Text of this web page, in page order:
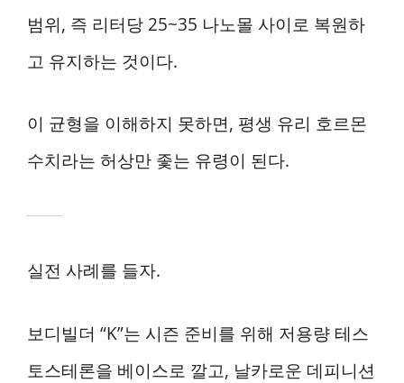
범위, 즉 리터당 25~35 나노몰 사이로 복원하
고 유지하는 것이다.
이 균형을 이해하지 못하면, 평생 유리 호르몬
수치라는 허상만 좇는 유령이 된다.
실전 사례를 들자.
보디빌더 “K”는 시즌 준비를 위해 저용량 테스
토스테론을 베이스로 깔고, 날카로운 데피니션